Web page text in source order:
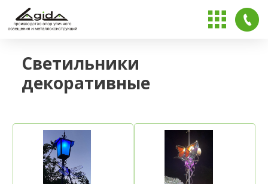
Светильники
декоративные